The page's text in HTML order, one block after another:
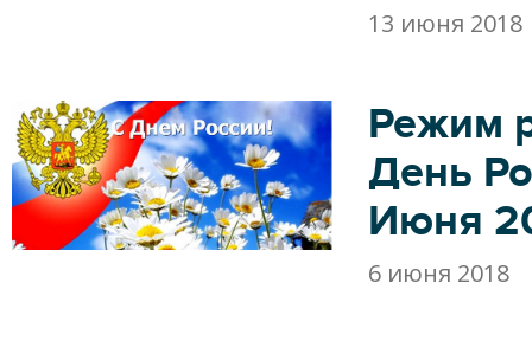
13 июня 2018
Режим
День
Июня
6 июня 2018